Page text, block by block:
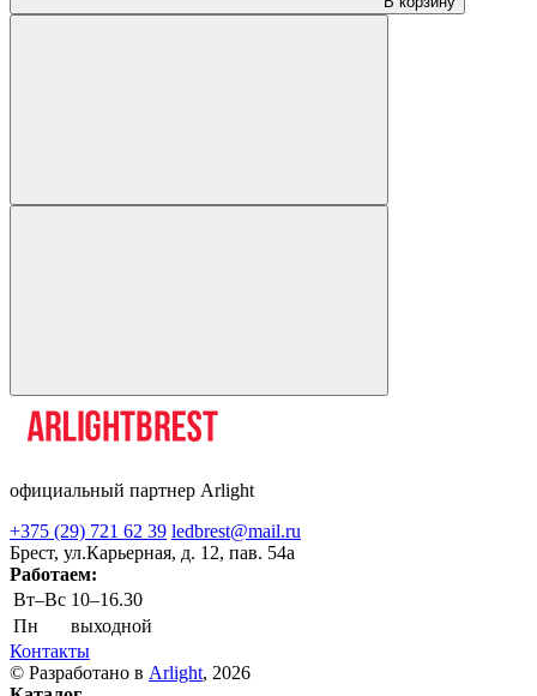
официальный партнер Arlight
+375 (29) 721 62 39 ledbrest@mail.ru
Брест, ул.Карьерная, д. 12, пав. 54а
Работаем:
Вт–Вс 10–16.30
Пн
выходной
Контакты
© Разработано в Arlight, 2026